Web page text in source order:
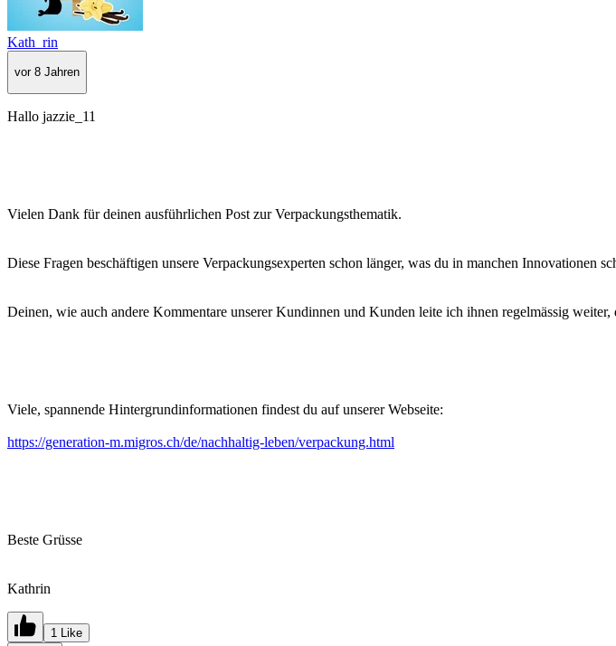
Kath_rin
vor 8 Jahren
Hallo jazzie_11
Vielen Dank für deinen ausführlichen Post zur Verpackungsthematik.
Diese Fragen beschäftigen unsere Verpackungsexperten schon länger, was du in manchen Innovationen
Deinen, wie auch andere Kommentare unserer Kundinnen und Kunden leite ich ihnen regelmässig
Viele, spannende Hintergrundinformationen findest du auf unserer Webseite:
https://generation-m.migros.ch/de/nachhaltig-leben/verpackung.html
Beste Grüsse
Kathrin
1 Like